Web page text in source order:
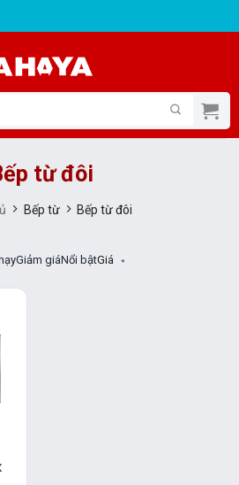
từ đôi
Bếp từ Bếp từ đôi
Giảm giáNổi bậtGiá